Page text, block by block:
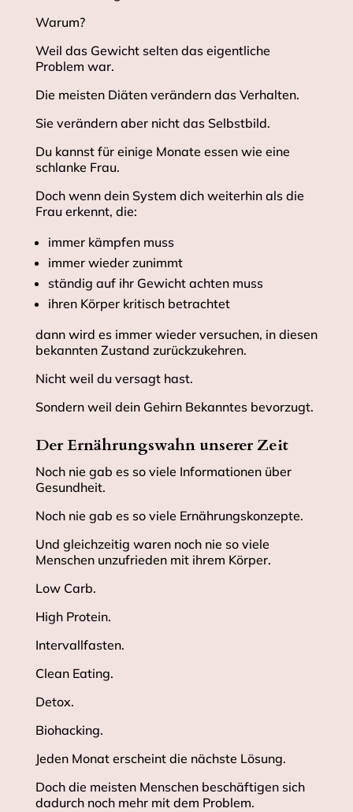
Warum?
Weil das Gewicht selten das eigentliche
Problem war.
Die meisten Diäten verändern das Verhalten.
Sie verändern aber nicht das Selbstbild.
Du kannst für einige Monate essen wie eine
schlanke Frau.
Doch wenn dein System dich weiterhin als die
Frau erkennt, die:
immer kämpfen muss
immer wieder zunimmt
ständig auf ihr Gewicht achten muss
ihren Körper kritisch betrachtet
dann wird es immer wieder versuchen, in diesen
bekannten Zustand zurückzukehren.
Nicht weil du versagt hast.
Sondern weil dein Gehirn Bekanntes bevorzugt.
Der Ernährungswahn unserer Zeit
Noch nie gab es so viele Informationen über
Gesundheit.
Noch nie gab es so viele Ernährungskonzepte.
Und gleichzeitig waren noch nie so viele
Menschen unzufrieden mit ihrem Körper.
Low Carb.
High Protein.
Intervallfasten.
Clean Eating.
Detox.
Biohacking.
Jeden Monat erscheint die nächste Lösung.
Doch die meisten Menschen beschäftigen sich
dadurch noch mehr mit dem Problem.